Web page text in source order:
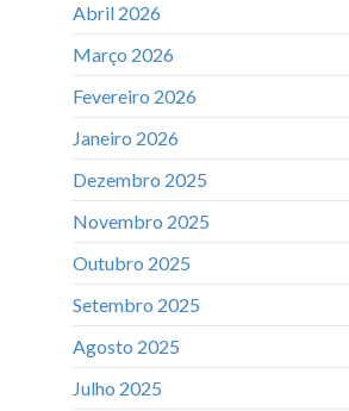
Abril 2026
Março 2026
Fevereiro 2026
Janeiro 2026
Dezembro 2025
Novembro 2025
Outubro 2025
Setembro 2025
Agosto 2025
Julho 2025